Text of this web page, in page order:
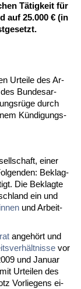
Tätig­keit für
auf 25.000 € (in
Ur­tei­le des Ar­
des Bun­des­ar­
durch
Kündi­gungs­
ei­ner
Be­klag­
Die Be­klag­te
ein und
und Ar­beit­
an­gehört und
vor
und Ja­nu­ar
Ur­tei­len des
Vor­lie­gens ei­